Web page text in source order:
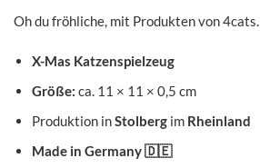
Oh du fröhliche, mit Produkten von 4cats.
X-Mas Katzenspielzeug
Größe: ca. 11 × 11 × 0,5 cm
Produktion inStolbergim Rheinland
Made in Germany🇩🇪